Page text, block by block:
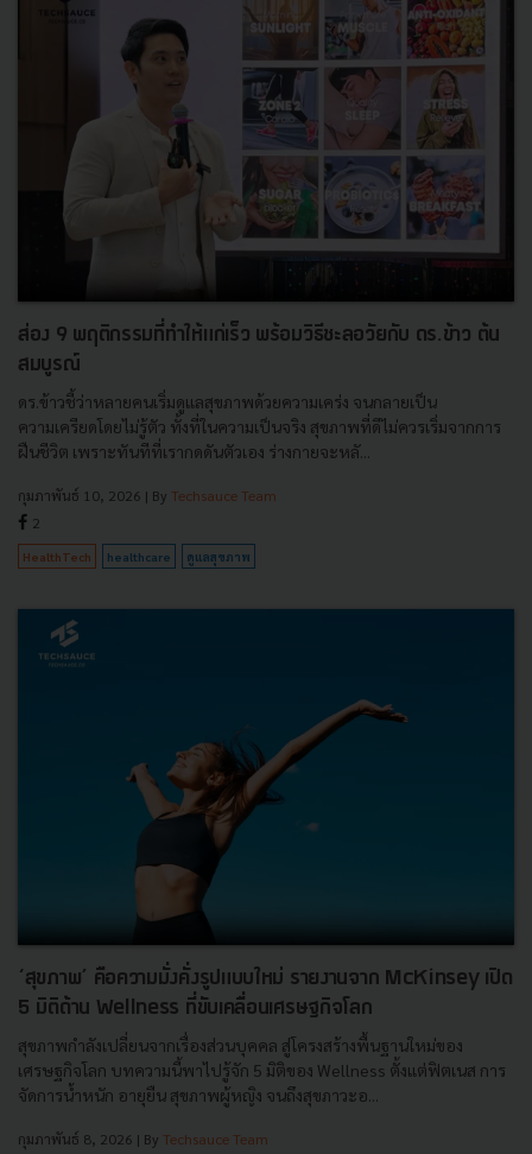
ส่อง 9 พฤติกรรมที่ทำให้แก่เร็ว พร้อมวิธีชะลอวัยกับ ดร.ข้าว ต้น
สมบูรณ์
ดร.ข้าวชี้ว่าหลายคนเริ่มดูแลสุขภาพด้วยความเคร่ง จนกลายเป็น
ความเครียดโดยไม่รู้ตัว ทั้งที่ในความเป็นจริง สุขภาพที่ดีไม่ควรเริ่มจากการ
ฝืนชีวิต เพราะทันทีที่เรากดดันตัวเอง ร่างกายจะหลั...
กุมภาพันธ์ 10, 2026 | By Techsauce Team
2
HealthTech healthcare ดูแลสุขภาพ
‘สุขภาพ’ คือความมั่งคั่งรูปแบบใหม่ รายงานจาก McKinsey เปิด
5 มิติด้าน Wellness ที่ขับเคลื่อนเศรษฐกิจโลก
สุขภาพกำลังเปลี่ยนจากเรื่องส่วนบุคคล สู่โครงสร้างพื้นฐานใหม่ของ
เศรษฐกิจโลก บทความนี้พาไปรู้จัก 5 มิติของ Wellness ตั้งแต่ฟิตเนส การ
จัดการน้ำหนัก อายุยืน สุขภาพผู้หญิง จนถึงสุขภาวะอ...
กุมภาพันธ์ 8, 2026 | By Techsauce Team